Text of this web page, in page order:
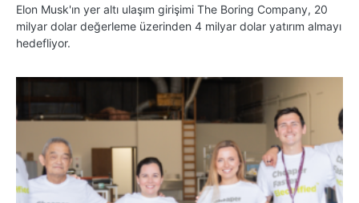
Elon Musk'ın yer altı ulaşım girişimi The Boring Company, 20
milyar dolar değerleme üzerinden 4 milyar dolar yatırım almayı
hedefliyor.